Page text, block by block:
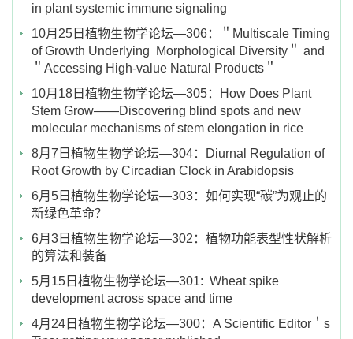
in plant systemic immune signaling
10月25日植物生物学论坛—306：＂Multiscale Timing
of Growth Underlying Morphological Diversity＂ and
＂Accessing High-value Natural Products＂
10月18日植物生物学论坛—305：How Does Plant
Stem Grow——Discovering blind spots and new
molecular mechanisms of stem elongation in rice
8月7日植物生物学论坛—304：Diurnal Regulation of
Root Growth by Circadian Clock in Arabidopsis
6月5日植物生物学论坛—303：如何实现“碳”为观止的
新绿色革命？
6月3日植物生物学论坛—302：植物功能表型性状解析
的算法和装备
5月15日植物生物学论坛—301: Wheat spike
development across space and time
4月24日植物生物学论坛—300：A Scientific Editor＇s